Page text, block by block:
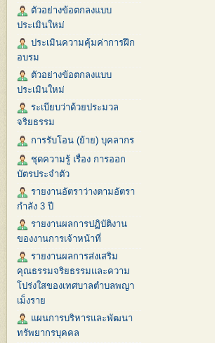
ตัวอย่างข้อตกลงแบบ
ประเมินใหม่
ประเมินความคุ้มค่าการฝึก
อบรม
ตัวอย่างข้อตกลงแบบ
ประเมินใหม่
ระเบียบว่าด้วยประมวล
จริยธรรม
การรับโอน (ย้าย) บุคลากร
ชุดความรู้ เรื่อง การออก
บัตรประจำตัว
รายงานอัตราว่างตามอัตรา
กำลัง 3 ปี
รายงานผลการปฏิบัติงาน
ของงานการเจ้าหน้าที่
รายงานผลการส่งเสริม
คุณธรรมจริยธรรมและความ
โปร่งใสของเทศบาลตำบลพญา
เม็งราย
แผนการบริหารและพัฒนา
ทรัพยากรบุคคล